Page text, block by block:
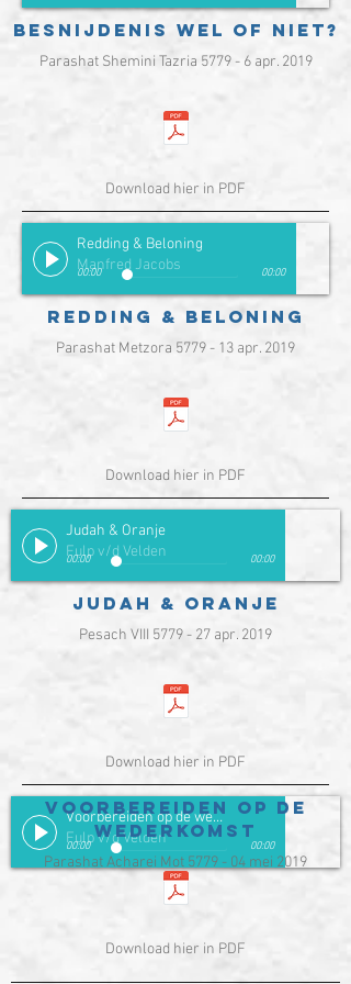
Besnijdenis wel of niet?
Parashat Shemini Tazria 5779 - 6 apr. 2019
Download hier in PDF
Redding & Beloning
Manfred Jacobs
00:00 00:00
Redding & Beloning
Parashat Metzora 5779 - 13 apr. 2019
Download hier in PDF
Judah & Oranje
Fulp v/d Velden
00:00 00:00
Judah & Oranje
Pesach VIII 5779 - 27 apr. 2019
Download hier in PDF
Voorbereiden op de wederkomst
Fulp v/d Velden
00:00 00:00
Voorbereiden op de
wederkomst
Parashat Acharei Mot 5779 - 04 mei 2019
Download hier in PDF